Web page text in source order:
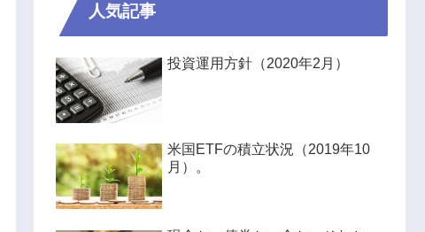
人気記事
投資運用方針（2020年2月）
米国ETFの積立状況（2019年10
月）。